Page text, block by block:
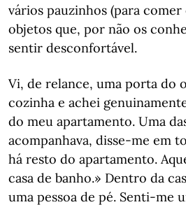
vários pauzinhos (para comer
objetos que, por não os
sentir desconfortável.
Vi, de relance, uma porta do
cozinha e achei
do meu apartamento. Uma
acompanhava, disse-me em
há resto do apartamento.
casa de banho.» Dentro da
uma pessoa de pé. Senti-me